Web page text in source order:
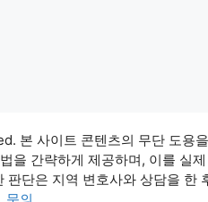
본 사이트 콘텐츠의 무단 도용
간략하게 제공하며, 이를 실
단은 지역 변호사와 상담을 한
문의